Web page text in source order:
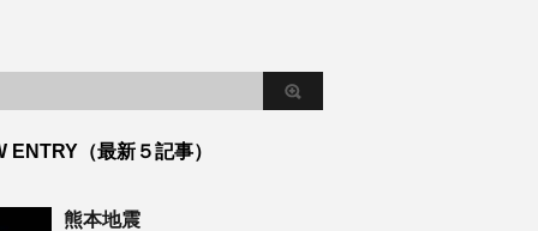
ENTRY（最新５記事）
熊本地震